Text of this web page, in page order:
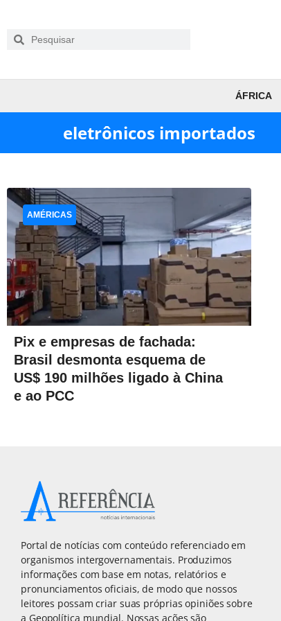
ÁFRICA
eletrônicos importados
Pix e empresas de fachada:
Brasil desmonta esquema de
US$ 190 milhões ligado à China
e ao PCC
AMÉRICAS
Portal de notícias com conteúdo referenciado em
organismos intergovernamentais. Produzimos
informações com base em notas, relatórios e
pronunciamentos oficiais, de modo que nossos
leitores possam criar suas próprias opiniões sobre
a Geopolítica mundial. Nossas ações são